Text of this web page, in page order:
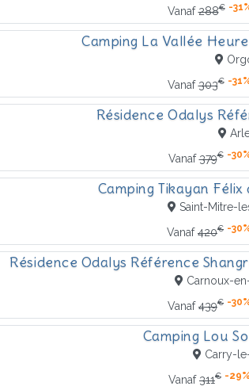
Vanaf288€ -
Camping La Vallée
Vanaf303€ -
Résidence Odalys
Vanaf379€ -
Camping Tikayan Félix
Saint-Mitre-
Vanaf420€ -
Résidence Odalys Référence
Carnoux-
Vanaf439€ -
Camping Lou
Carry-
Vanaf311€ -29%